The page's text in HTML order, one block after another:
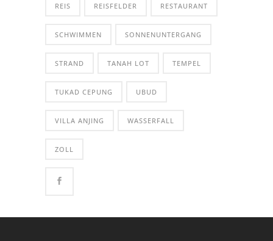
REIS REISFELDER RESTAURANT
SCHWIMMEN SONNENUNTERGANG
STRAND TANAH LOT TEMPEL
TUKAD CEPUNG UBUD
VILLA ANJING WASSERFALL
ZOLL